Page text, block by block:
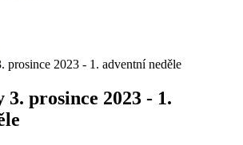
prosince 2023 - 1. adventní neděle
prosince 2023 - 1.